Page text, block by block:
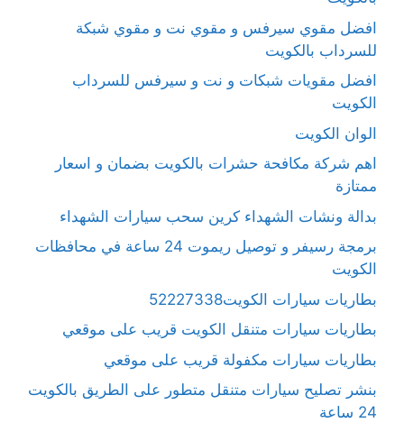
افضل مقوي سيرفس و مقوي نت و مقوي شبكة
للسرداب بالكويت
افضل مقويات شبكات و نت و سيرفس للسرداب
الكويت
الوان الكويت
اهم شركة مكافحة حشرات بالكويت بضمان و اسعار
ممتازة
بدالة ونشات الشهداء كرين سحب سيارات الشهداء
برمجة رسيفر و توصيل ريموت 24 ساعة في محافظات
الكويت
بطاريات سيارات الكويت52227338
بطاريات سيارات متنقل الكويت قريب على موقعي
بطاريات سيارات مكفولة قريب على موقعي
بنشر تصليح سيارات متنقل متطور على الطريق بالكويت
24 ساعة